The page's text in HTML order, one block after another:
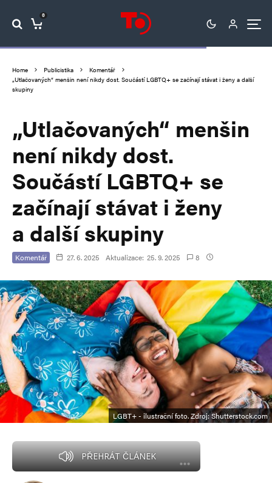
0
Home Publicistika
Komentář
„Utlačovaných“ menšin není nikdy dost. Součástí LGBTQ+ se začínají stávat i ženy a další
skupiny
„Utlačovaných“ menšin
není nikdy dost.
Součástí LGBTQ+ se
začínají stávat i ženy
a další skupiny
Komentář 27. 6. 2025 Aktualizace: 25. 9. 2025 8
LGBT+ - ilustrační foto. Zdroj: Shutterstock.com
PŘEHRÁT ČLÁNEK